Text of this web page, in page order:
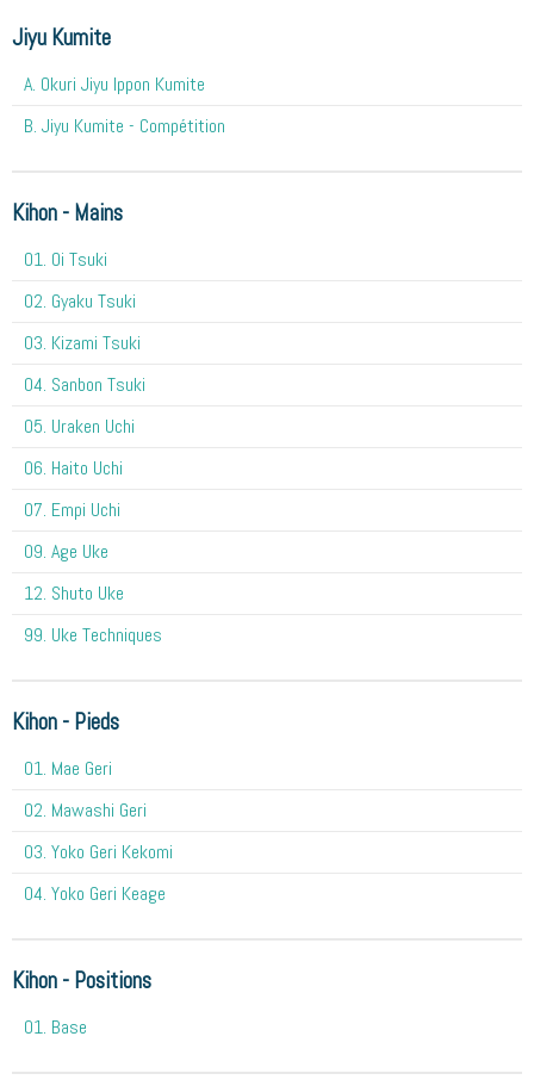
Jiyu Kumite
A. Okuri Jiyu Ippon Kumite
B. Jiyu Kumite - Compétition
Kihon - Mains
O1. Oi Tsuki
02. Gyaku Tsuki
03. Kizami Tsuki
04. Sanbon Tsuki
05. Uraken Uchi
06. Haito Uchi
07. Empi Uchi
09. Age Uke
12. Shuto Uke
99. Uke Techniques
Kihon - Pieds
01. Mae Geri
02. Mawashi Geri
03. Yoko Geri Kekomi
04. Yoko Geri Keage
Kihon - Positions
01. Base